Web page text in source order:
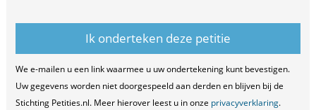
We e-mailen u een link waarmee u uw ondertekening kunt bevestigen.
Uw gegevens worden niet doorgespeeld aan derden en blijven bij de
Stichting Petities.nl. Meer hierover leest u in onze privacyverklaring.